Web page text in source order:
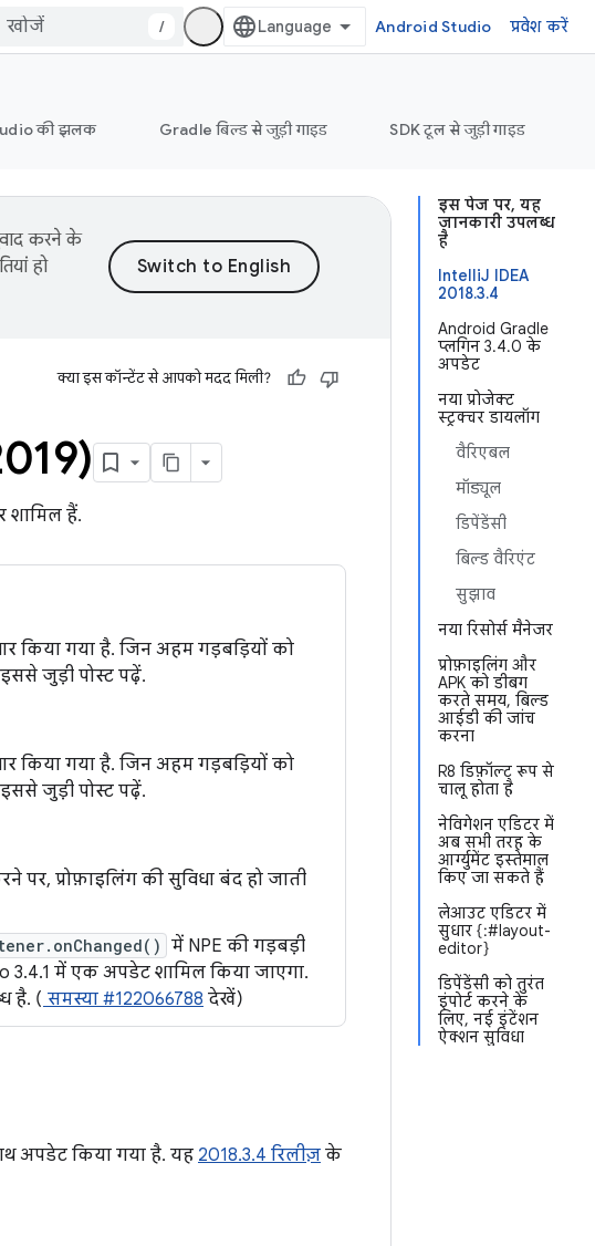
/ Android Studio प्रवेश करें
की झलक Gradle बिल्ड से जुड़ी गाइड SDK टूल से जुड़ी गाइड
इस पेज पर, यह
जानकारी उपलब्ध
है
IntelliJ IDEA
2018.3.4
Android Gradle
प्लगिन 3.4.0 के
अपडेट
नया प्रोजेक्ट
स्ट्रक्चर डायलॉग
वैरिएबल
मॉड्यूल
डिपेंडेंसी
बिल्ड वैरिएंट
सुझाव
नया रिसोर्स मैनेजर
प्रोफ़ाइलिंग और
APK को डीबग
करते समय, बिल्ड
आईडी की जांच
करना
R8 डिफ़ॉल्ट रूप से
चालू होता है
नेविगेशन एडिटर में
अब सभी तरह के
आर्ग्युमेंट इस्तेमाल
किए जा सकते हैं
लेआउट एडिटर में
सुधार {:#layout-
editor}
डिपेंडेंसी को तुरंत
इंपोर्ट करने के
लिए, नई इंटेंशन
ऐक्शन सुविधा
करने के
हो
क्या इस कॉन्टेंट से आपको मदद मिली?
शामिल हैं.
किया गया है. जिन अहम गड़बड़ियों को
जुड़ी पोस्ट पढ़ें.
किया गया है. जिन अहम गड़बड़ियों को
जुड़ी पोस्ट पढ़ें.
पर, प्रोफ़ाइलिंग की सुविधा बंद हो जाती
में NPE की गड़बड़ी
3.4.1 में एक अपडेट शामिल किया जाएगा.
है. ( समस्या #122066788 देखें)
अपडेट किया गया है. यह 2018.3.4 रिलीज़ के